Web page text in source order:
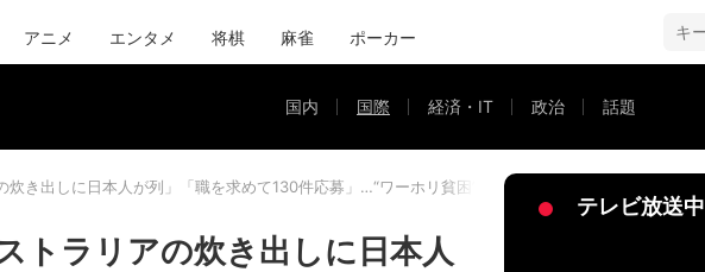
アニメ エンタメ 将棋 麻雀 ポーカー
国内 国際 経済・IT 政治 話題
炊き出しに日本人が列」「職を求めて130件応募」…“ワーホリ貧困”の原因は？
トラリアの炊き出しに日本人
テレビ放送中